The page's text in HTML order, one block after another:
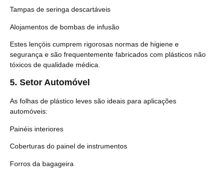
Tampas de seringa descartáveis
Alojamentos de bombas de infusão
Estes lençóis cumprem rigorosas normas de higiene e
segurança e são frequentemente fabricados com plásticos não
tóxicos de qualidade médica.
5. Setor Automóvel
As folhas de plástico leves são ideais para aplicações
automóveis:
Painéis interiores
Coberturas do painel de instrumentos
Forros da bagageira